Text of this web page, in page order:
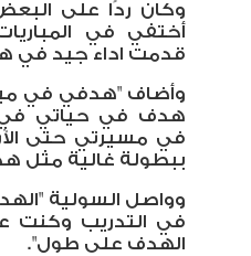
وكان ردًا على
أختفي في
قدمت اداء جيد في
وأضاف "هدفي في
هدف في حياتي في
في مسيرتي حتى
ببطولة غالية مثل
وواصل السولية
في التدريب وكنت
الهدف على طول".